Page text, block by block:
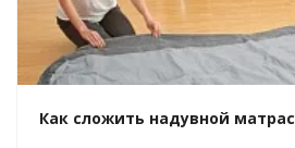
Как сложить надувной матрас